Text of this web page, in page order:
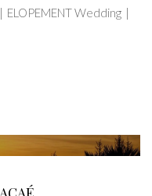
ELOPEMENT Wedding